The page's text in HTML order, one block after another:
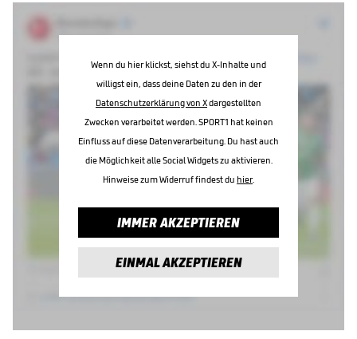
Wenn du hier klickst, siehst du X-Inhalte und
willigst ein, dass deine Daten zu den in der
Datenschutzerklärung von Xdargestellten
Zwecken verarbeitet werden. SPORT1 hat keinen
Einfluss auf diese Datenverarbeitung. Du hast auch
die Möglichkeit alle Social Widgets zu aktivieren.
Hinweise zum Widerruf findest du hier.
IMMER AKZEPTIEREN
EINMAL AKZEPTIEREN